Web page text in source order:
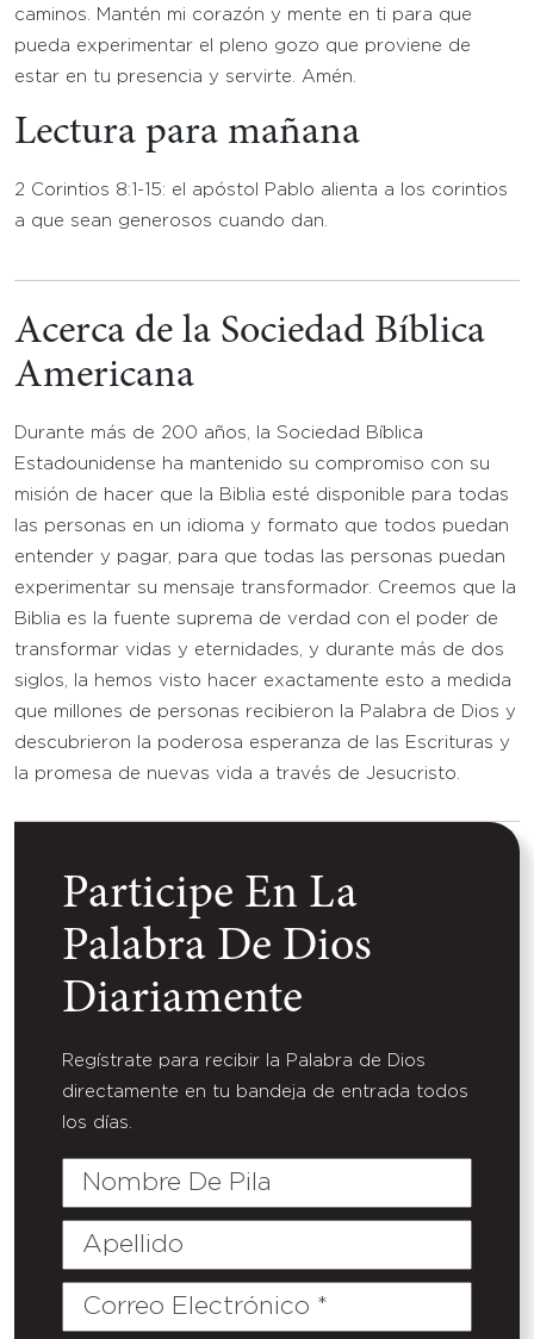
caminos. Mantén mi corazón y mente en ti para que
pueda experimentar el pleno gozo que proviene de
estar en tu presencia y servirte. Amén.
Lectura para mañana
2 Corintios 8:1-15: el apóstol Pablo alienta a los corintios
a que sean generosos cuando dan.
Acerca de la Sociedad Bíblica
Americana
Durante más de 200 años, la Sociedad Bíblica
Estadounidense ha mantenido su compromiso con su
misión de hacer que la Biblia esté disponible para todas
las personas en un idioma y formato que todos puedan
entender y pagar, para que todas las personas puedan
experimentar su mensaje transformador. Creemos que la
Biblia es la fuente suprema de verdad con el poder de
transformar vidas y eternidades, y durante más de dos
siglos, la hemos visto hacer exactamente esto a medida
que millones de personas recibieron la Palabra de Dios y
descubrieron la poderosa esperanza de las Escrituras y
la promesa de nuevas vida a través de Jesucristo.
Participe En La
Palabra De Dios
Diariamente
Regístrate para recibir la Palabra de Dios
directamente en tu bandeja de entrada todos
los días.
Nombre
Pila
Apellido
Correo